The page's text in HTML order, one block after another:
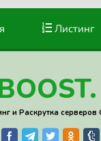
Листинг
и Раскрутка серверов